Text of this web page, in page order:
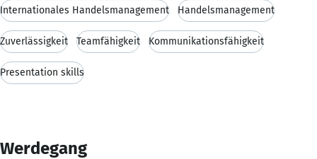
Internationales Handelsmanagement Handelsmanagement
Zuverlässigkeit Teamfähigkeit Kommunikationsfähigkeit
Presentation skills
Werdegang